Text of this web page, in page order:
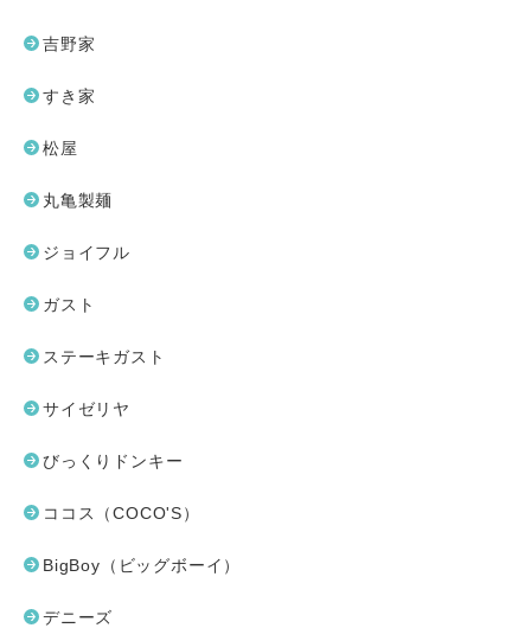
吉野家
すき家
松屋
丸亀製麺
ジョイフル
ガスト
ステーキガスト
サイゼリヤ
びっくりドンキー
ココス（COCO'S）
BigBoy（ビッグボーイ）
デニーズ